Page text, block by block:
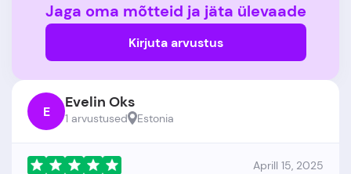
Jaga oma mõtteid ja jäta ülevaade
Kirjuta arvustus
E Evelin Oks
1 arvustused Estonia
Aprill 15, 2025